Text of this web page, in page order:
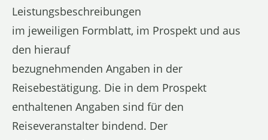
Leistungsbeschreibungen
im jeweiligen Formblatt, im Prospekt und aus
den hierauf
bezugnehmenden Angaben in der
Reisebestätigung. Die in dem Prospekt
enthaltenen Angaben sind für den
Reiseveranstalter bindend. Der